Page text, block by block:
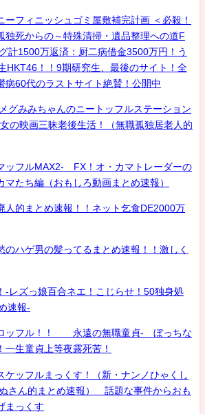
ーフィニッシュゴミ屋敷補完計画 ＜必殺！
独死からの～特殊清掃・遺品整理への道F
計1500万返済：厨二病借金3500万円！う
HKT46！！9期研究生、最後のサイト！全
病60代のラストサイト絶賛！公開中
グみみちゃんのニートッフルステーション
の映画三昧老後生活！（無職孤独居老人的
ッフルMAX2- FX！オ・カマトレーダーの
たち編（おもしろ動画まとめ速報）
人的まとめ速報！！ネット乞食DE2000万
のハゲ男の髪ってるまとめ速報！！激しく
-レズっ娘百合ネエ！こじらせ！50独身処
速報-
ロッフル！！ 永遠の無職童貞- ぼっちな
一生童貞上等夜露死苦！
ケッフルまっくす！（新・ナンノひゃくし
さん的まとめ速報） 話題な事件からおも
まっくす